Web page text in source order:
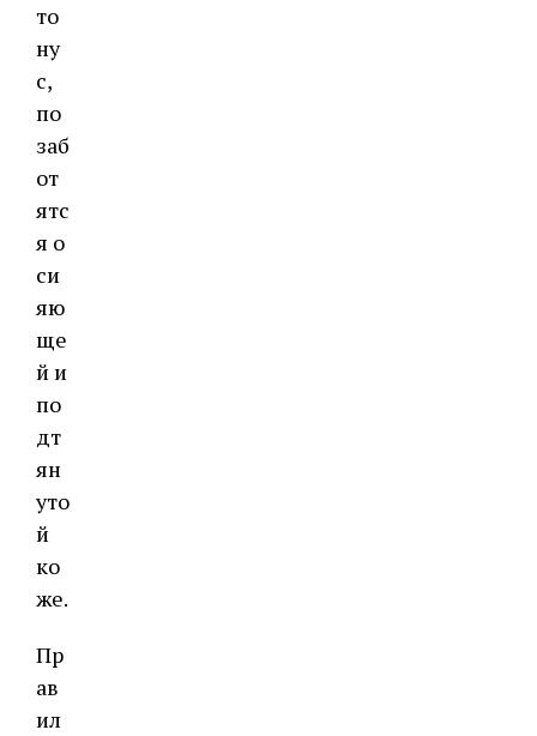
то
ну
с,
по
заб
от
ятс
я о
си
яю
ще
й и
по
дт
ян
уто
й
ко
же.
Пр
ав
ил